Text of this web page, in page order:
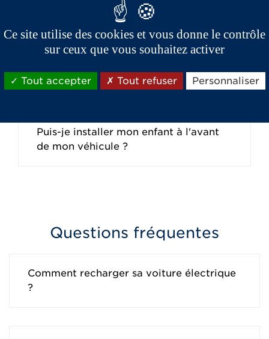
Ma fille de 16 ans a eu un accident de
scooter l'année dernière. Nous
plus sûre. ...
Puis-je installer mon enfant à l'avant
de mon véhicule ?
Questions fréquentes
Comment recharger sa voiture électrique
?
Ce site utilise des cookies et vous donne le contrôle
sur ceux que vous souhaitez activer
Tout accepter Tout refuser Personnaliser